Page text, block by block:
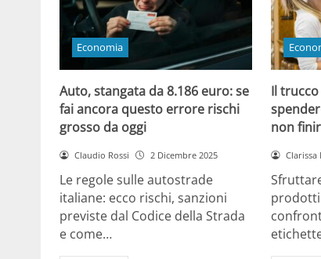
Economia
Auto, stangata da 8.186 euro: se
fai ancora questo errore rischi
grosso da oggi
Claudio Rossi 2 Dicembre 2025
Le regole sulle autostrade
italiane: ecco rischi, sanzioni
previste dal Codice della Strada
e come…
Il trucco
non
Clarissa
prodotti